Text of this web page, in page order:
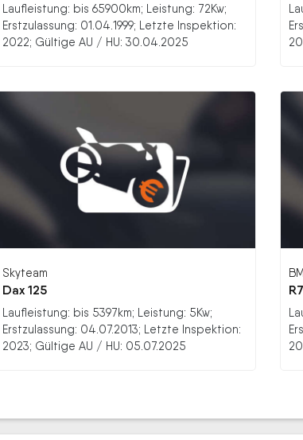
Laufleistung: bis 65900km; Leistung: 72Kw;
Erstzulassung: 01.04.1999; Letzte Inspektion:
2022; Gültige AU / HU: 30.04.2025
Skyteam
Dax 125
Laufleistung: bis 5397km; Leistung: 5Kw;
Erstzulassung: 04.07.2013; Letzte Inspektion:
2023; Gültige AU / HU: 05.07.2025